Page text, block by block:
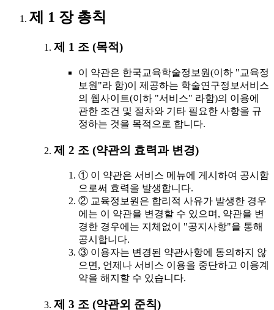
제 1 장 총칙
제 1 조 (목적)
이 약관은 한국교육학술정보원(이하 "교육정
보원"라 함)이 제공하는 학술연구정보서비스
의 웹사이트(이하 "서비스" 라함)의 이용에
관한 조건 및 절차와 기타 필요한 사항을 규
정하는 것을 목적으로 합니다.
제 2 조 (약관의 효력과 변경)
① 이 약관은 서비스 메뉴에 게시하여 공시함
으로써 효력을 발생합니다.
② 교육정보원은 합리적 사유가 발생한 경우
에는 이 약관을 변경할 수 있으며, 약관을 변
경한 경우에는 지체없이 "공지사항"을 통해
공시합니다.
③ 이용자는 변경된 약관사항에 동의하지 않
으면, 언제나 서비스 이용을 중단하고 이용계
약을 해지할 수 있습니다.
제 3 조 (약관외 준칙)